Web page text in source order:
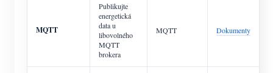
MQTT
Publikujte
energetická
data u
libovolného
MQTT
brokera
MQTT Dokumenty